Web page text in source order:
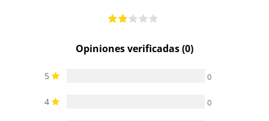
Opiniones verificadas (0)
5 0
4 0